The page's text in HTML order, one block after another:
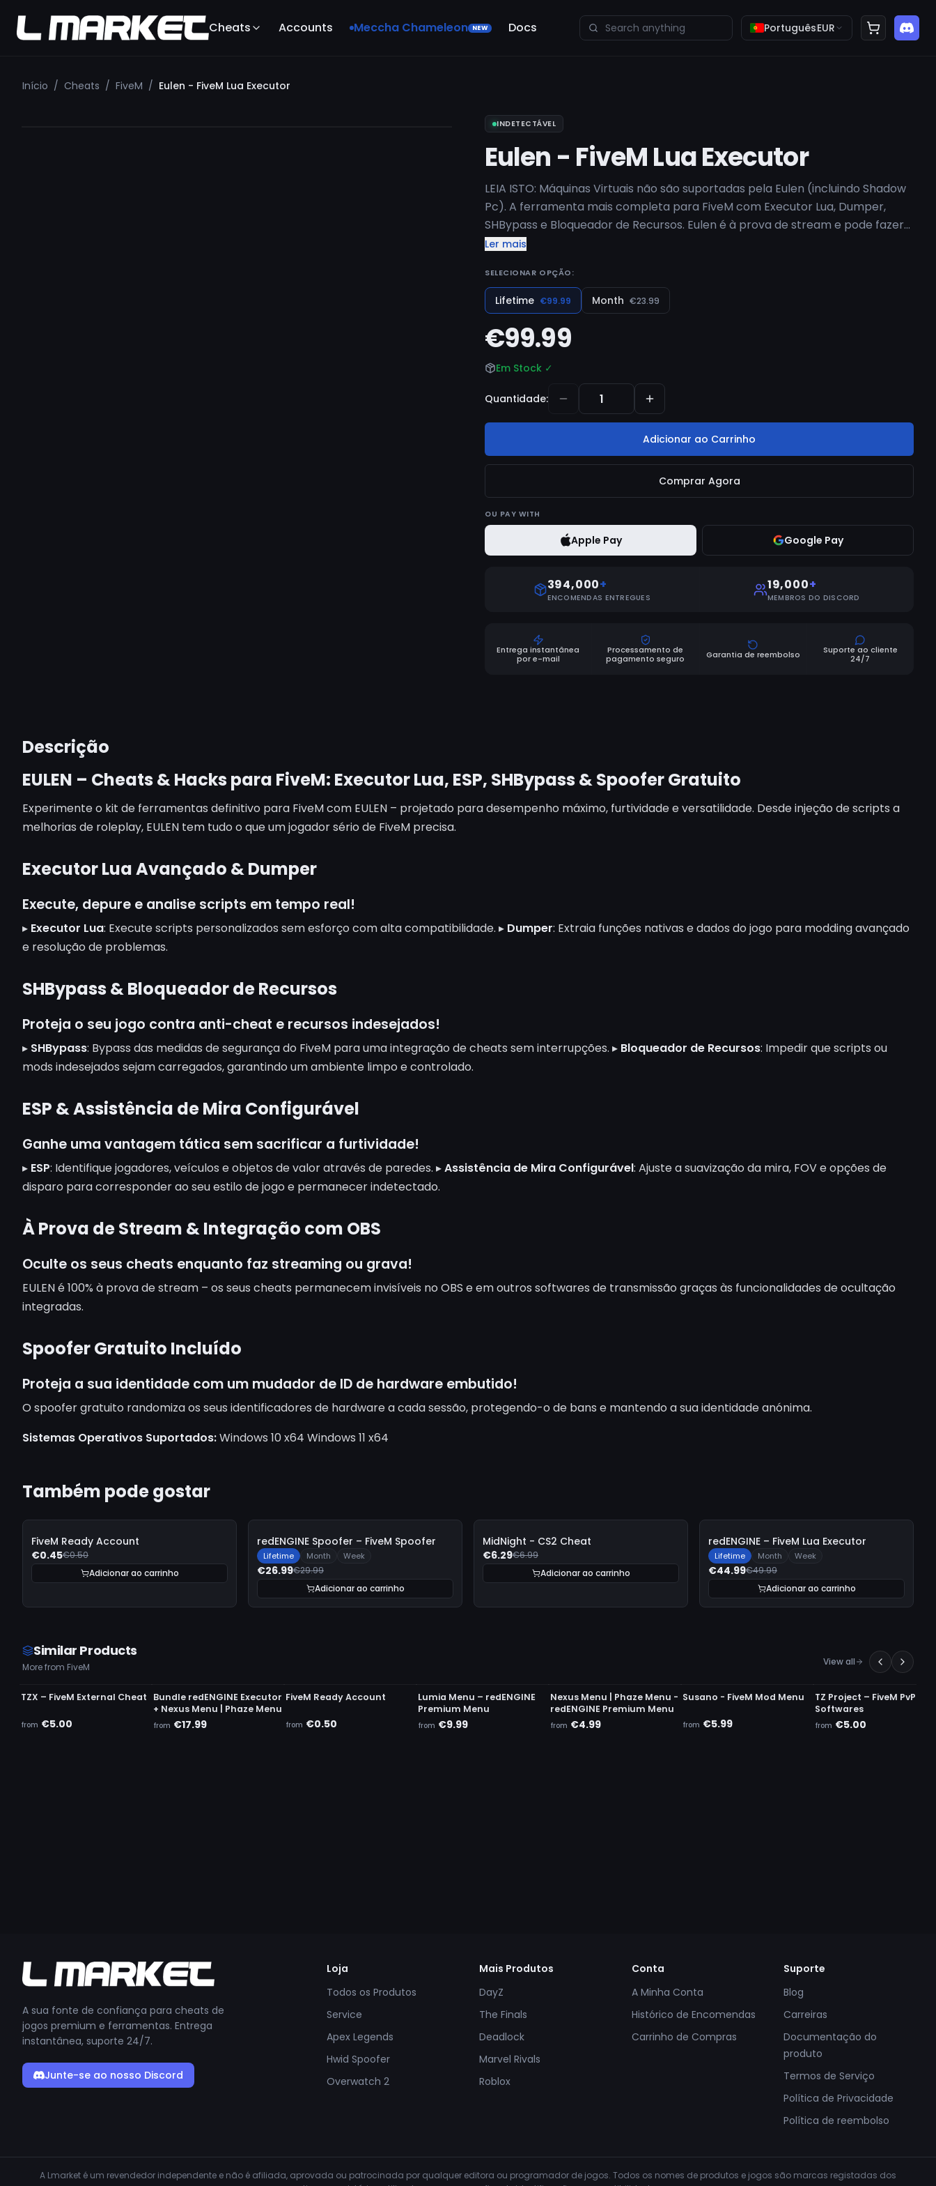
Cheats Accounts Meccha Chameleon NEW Docs PortuguêsEUR
Início / Cheats / FiveM / Eulen - FiveM Lua Executor
INDETECTÁVEL
Eulen - FiveM Lua Executor
LEIA ISTO: Máquinas Virtuais não são suportadas pela Eulen (incluindo Shadow
Pc). A ferramenta mais completa para FiveM com Executor Lua, Dumper,
SHBypass e Bloqueador de Recursos. Eulen é à prova de stream e pode fazer
transmissões ao vivo e gravações com os softwares ocultos no OBS.
SPOOFER GRÁTIS INCLUÍDO.
Ler mais
SELECIONAR OPÇÃO:
Lifetime €99.99 Month €23.99
€99.99
Em Stock ✓
Quantidade:
Adicionar ao Carrinho
Comprar Agora
OU PAY WITH
Apple Pay Google Pay
394,000+
ENCOMENDAS ENTREGUES
19,000+
MEMBROS DO DISCORD
Entrega instantânea
por e-mail
Processamento de
pagamento seguro
Garantia de reembolso
Suporte ao cliente
24/7
Descrição
EULEN – Cheats & Hacks para FiveM: Executor Lua, ESP, SHBypass & Spoofer Gratuito
Experimente o kit de ferramentas definitivo para FiveM com EULEN – projetado para desempenho máximo, furtividade e versatilidade. Desde injeção de scripts a
melhorias de roleplay, EULEN tem tudo o que um jogador sério de FiveM precisa.
Executor Lua Avançado & Dumper
Execute, depure e analise scripts em tempo real!
▸ Executor Lua: Execute scripts personalizados sem esforço com alta compatibilidade. ▸ Dumper: Extraia funções nativas e dados do jogo para modding avançado
e resolução de problemas.
SHBypass & Bloqueador de Recursos
Proteja o seu jogo contra anti-cheat e recursos indesejados!
▸ SHBypass: Bypass das medidas de segurança do FiveM para uma integração de cheats sem interrupções. ▸ Bloqueador de Recursos: Impedir que scripts ou
mods indesejados sejam carregados, garantindo um ambiente limpo e controlado.
ESP & Assistência de Mira Configurável
Ganhe uma vantagem tática sem sacrificar a furtividade!
▸ ESP: Identifique jogadores, veículos e objetos de valor através de paredes. ▸Assistência de Mira Configurável: Ajuste a suavização da mira, FOV e opções de
disparo para corresponder ao seu estilo de jogo e permanecer indetectado.
À Prova de Stream & Integração com OBS
Oculte os seus cheats enquanto faz streaming ou grava!
EULEN é 100% à prova de stream – os seus cheats permanecem invisíveis no OBS e em outros softwares de transmissão graças às funcionalidades de ocultação
integradas.
Spoofer Gratuito Incluído
Proteja a sua identidade com um mudador de ID de hardware embutido!
O spoofer gratuito randomiza os seus identificadores de hardware a cada sessão, protegendo-o de bans e mantendo a sua identidade anónima.
Sistemas Operativos Suportados:Windows 10 x64 Windows 11 x64
Também pode gostar
FiveM Ready Account
€0.45€0.50
Adicionar ao carrinho
10%
redENGINE Spoofer – FiveM Spoofer
Lifetime Month Week
€26.99€29.99
Adicionar ao carrinho
- 10%
MidNight - CS2 Cheat
€6.29€6.99
Adicionar ao carrinho
10%
redENGINE – FiveM Lua Executor
Lifetime Month Week
€44.99€49.99
Adicionar ao carrinho
Similar Products
More from FiveM View all
UNDETECTED
TZX – FiveM External Cheat
from €5.00
Bundle redENGINE Executor
+ Nexus Menu | Phaze Menu
from €17.99
FiveM Ready Account
from €0.50
Lumia Menu – redENGINE
Premium Menu
from €9.99
Nexus Menu | Phaze Menu -
redENGINE Premium Menu
from €4.99
Susano - FiveM Mod Menu
from €5.99
UNDETECTED
TZ Project – FiveM PvP
Softwares
from €5.00
A sua fonte de confiança para cheats de
jogos premium e ferramentas. Entrega
instantânea, suporte 24/7.
Junte-se ao nosso Discord
Loja
Todos os Produtos
Service
Apex Legends
Hwid Spoofer
Overwatch 2
Mais Produtos
DayZ
The Finals
Deadlock
Marvel Rivals
Roblox
Conta
A Minha Conta
Histórico de Encomendas
Carrinho de Compras
Suporte
Blog
Carreiras
Documentação do
produto
Termos de Serviço
Política de Privacidade
Política de reembolso
A Lmarket é um revendedor independente e não é afiliada, aprovada ou patrocinada por qualquer editora ou programador de jogos. Todos os nomes de produtos e jogos são marcas registadas dos